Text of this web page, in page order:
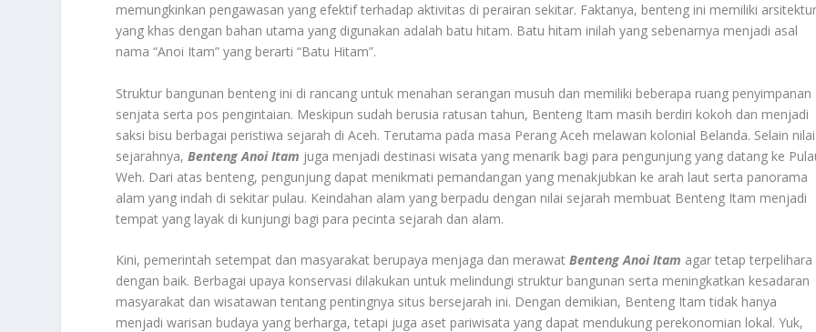
memungkinkan pengawasan yang efektif terhadap aktivitas di perairan sekitar. Faktanya, benteng ini memiliki
yang khas dengan bahan utama yang digunakan adalah batu hitam. Batu hitam inilah yang sebenarnya menjadi asal
nama “Anoi Itam” yang berarti “Batu Hitam”.
Struktur bangunan benteng ini di rancang untuk menahan serangan musuh dan memiliki beberapa ruang penyimpanan
senjata serta pos pengintaian. Meskipun sudah berusia ratusan tahun, Benteng Itam masih berdiri kokoh dan menjadi
saksi bisu berbagai peristiwa sejarah di Aceh. Terutama pada masa Perang Aceh melawan kolonial Belanda. Selain nilai
sejarahnya,Benteng Anoi Itam juga menjadi destinasi wisata yang menarik bagi para pengunjung yang datang ke
Weh. Dari atas benteng, pengunjung dapat menikmati pemandangan yang menakjubkan ke arah laut serta panorama
alam yang indah di sekitar pulau. Keindahan alam yang berpadu dengan nilai sejarah membuat Benteng Itam menjadi
tempat yang layak di kunjungi bagi para pecinta sejarah dan alam.
Kini, pemerintah setempat dan masyarakat berupaya menjaga dan merawatBenteng Anoi Itam agar tetap terpelihara
dengan baik. Berbagai upaya konservasi dilakukan untuk melindungi struktur bangunan serta meningkatkan kesadaran
masyarakat dan wisatawan tentang pentingnya situs bersejarah ini. Dengan demikian, Benteng Itam tidak hanya
menjadi warisan budaya yang berharga, tetapi juga aset pariwisata yang dapat mendukung perekonomian lokal. Yuk,